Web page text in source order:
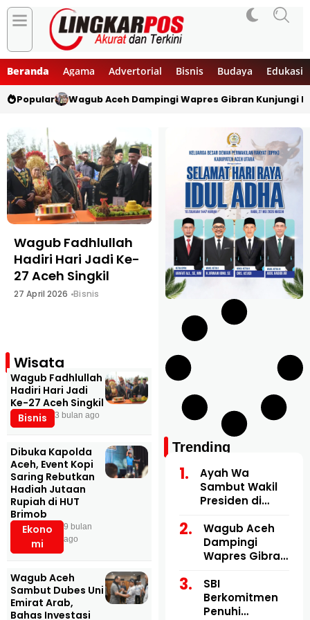
Beranda Agama Advertorial Bisnis Budaya Edukasi
Popular Wagub Aceh Dampingi Wapres Gibran Kunjungi
Wagub Fadhlullah
Hadiri Hari Jadi Ke-
27 Aceh Singkil
27 April 2026 Bisnis
Dibuka Kapolda
Aceh, Event Kopi
Saring Rebutkan
Hadiah Jutaan
Rupiah di HUT
Brimob
Wisata
Wagub Fadhlullah
Hadiri Hari Jadi
Ke-27 Aceh Singkil
Bisnis
3 bulan ago
Dibuka Kapolda
Aceh, Event Kopi
Saring Rebutkan
Hadiah Jutaan
Rupiah di HUT
Brimob
Ekono
mi
9 bulan
ago
Wagub Aceh
Sambut Dubes Uni
Emirat Arab,
Bahas Investasi
Trending
Ayah Wa
Sambut Wakil
Presiden di
Malikussaleh
Wagub Aceh
Dampingi
Wapres Gibran
Terdampak
Bencana
Hidrometeorol
SBI
Berkomitmen
Penuhi